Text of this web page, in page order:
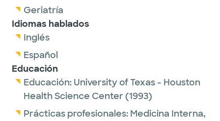
Geriatría
Idiomas hablados
Inglés
Español
Educación
Educación: University of Texas - Houston
Health Science Center (1993)
Prácticas profesionales: Medicina Interna,